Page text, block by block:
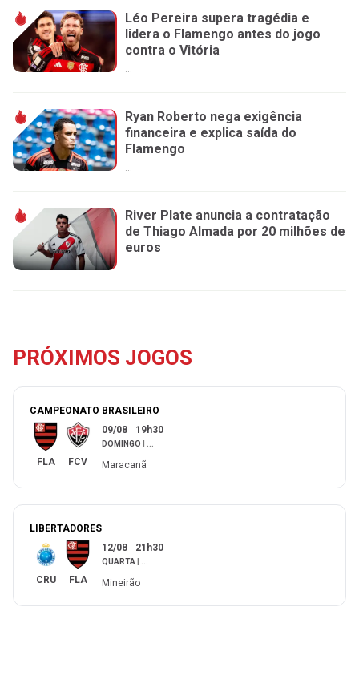
Léo Pereira supera tragédia e
lidera o Flamengo antes do jogo
contra o Vitória
Ryan Roberto nega exigência
financeira e explica saída do
Flamengo
...
River Plate anuncia a contratação
de Thiago Almada por 20 milhões de
euros
...
PRÓXIMOS JOGOS
CAMPEONATO BRASILEIRO
FLA FCV
09/08 19h30
DOMINGO
Maracanã
LIBERTADORES
CRU FLA
12/08 21h30
QUARTA
Mineirão